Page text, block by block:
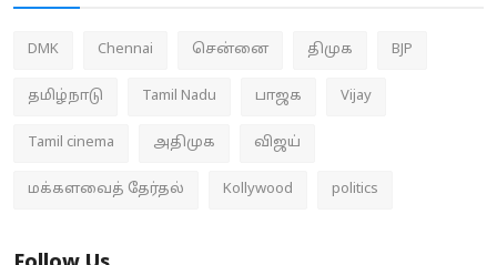
DMK Chennai சென்னை திமுக BJP
தமிழ்நாடு Tamil Nadu பாஜக Vijay
Tamil cinema அதிமுக விஜய்
மக்களவைத் தேர்தல் Kollywood politics